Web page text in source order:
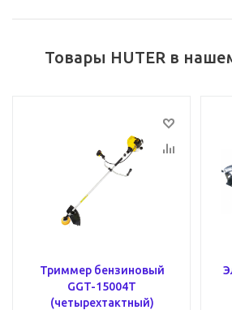
Товары HUTER в
Триммер бензиновый
GGT-15004Т
(четырехтактный)